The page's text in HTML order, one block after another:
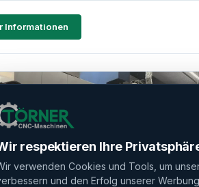
Informationen
respektieren Ihre
verwenden Cookies und Tools, um
und den Erfolg unserer